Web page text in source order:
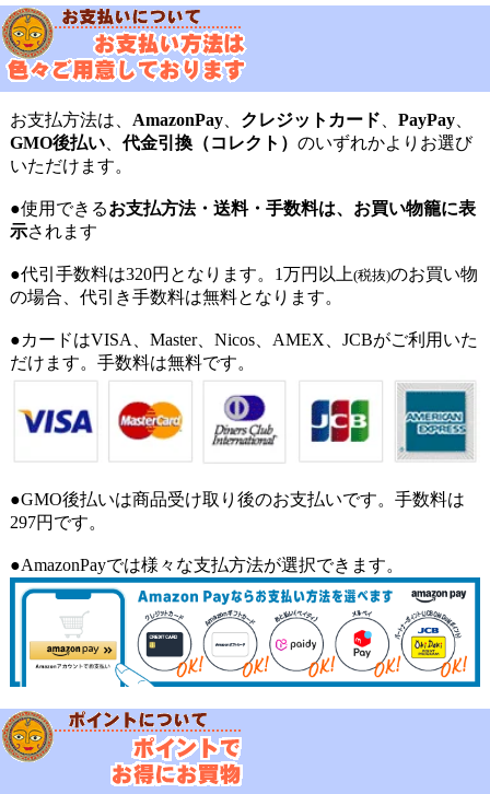
お支払方法は、 AmazonPay、 クレジットカード PayPay、
GMO後払い、代金引換（コレクト） のいずれかよりお選び
いただけます。
●使用できるお支払方法・送料・手数料は、お買い物籠に表
示されます
●代引手数料は320円となります。1万円以上(税抜)のお買い物
の場合、代引き手数料は無料となります。
●カードはVISA、Master、Nicos、AMEX、JCBがご利用いた
だけます。手数料は無料です。
●GMO後払いは商品受け取り後のお支払いです。手数料は
297円です。
●AmazonPayでは様々な支払方法が選択できます。